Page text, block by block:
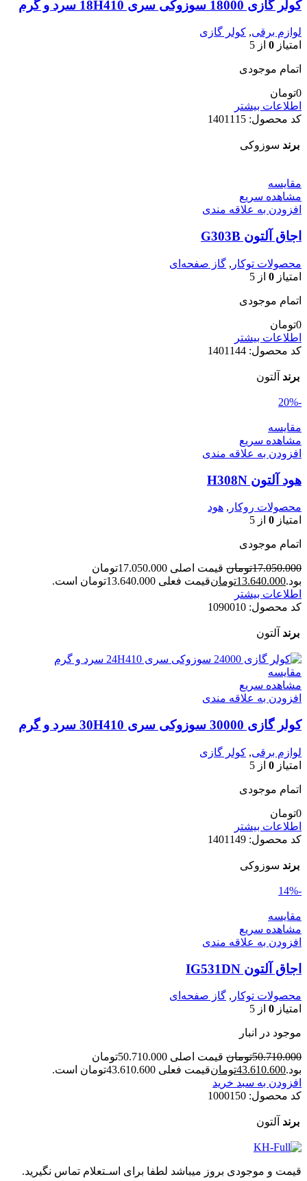
کولر گازی 18000 سوزوکی سری 18H410 سرد و گرم
لوازم برقی, کولر گازی
امتیاز 0 از 5
اتمام موجودی
0تومان
اطلاعات بیشتر
کد محصول: 1401115
برند سوزوکی
مقایسه
مشاهده سریع
افزودن به علاقه مندی
اجاق آلتون G303B
محصولات توکار , گاز صفحه‌ای
امتیاز 0 از 5
اتمام موجودی
0تومان
اطلاعات بیشتر
کد محصول: 1401144
برند آلتون
-20%
مقایسه
مشاهده سریع
افزودن به علاقه مندی
هود آلتون H308N
محصولات روکار , هود
امتیاز 0 از 5
اتمام موجودی
17.050.000تومان
قیمت اصلی 17.050.000تومان
بود.13.640.000تومانقیمت فعلی 13.640.000تومان است.
اطلاعات بیشتر
کد محصول: 1090010
برند آلتون
مقایسه
مشاهده سریع
افزودن به علاقه مندی
کولر گازی 30000 سوزوکی سری 30H410 سرد و گرم
لوازم برقی, کولر گازی
امتیاز 0 از 5
اتمام موجودی
0تومان
اطلاعات بیشتر
کد محصول: 1401149
برند سوزوکی
-14%
مقایسه
مشاهده سریع
افزودن به علاقه مندی
اجاق آلتون IG531DN
محصولات توکار , گاز صفحه‌ای
امتیاز 0 از 5
موجود در انبار
50.710.000تومان
قیمت اصلی 50.710.000تومان
بود.43.610.600تومانقیمت فعلی 43.610.600تومان است.
افزودن به سبد خرید
کد محصول: 1000150
برند آلتون
قیمت و موجودی بروز میباشد لطفا برای اسـتعلام تماس نگیرید.